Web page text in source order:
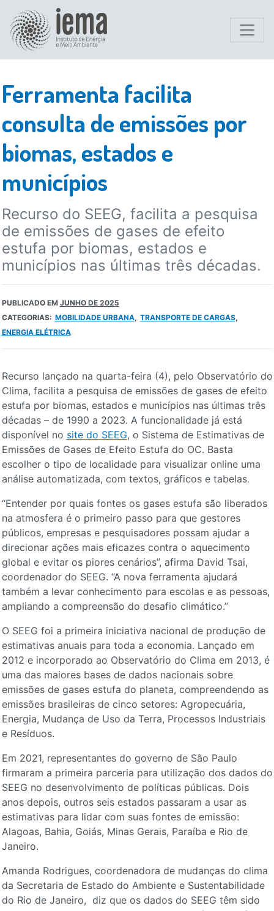
Ferramenta facilita
consulta de emissões por
biomas, estados e
municípios
Recurso do SEEG, facilita a pesquisa
de emissões de gases de efeito
estufa por biomas, estados e
municípios nas últimas três décadas.
PUBLICADO EM JUNHO DE 2025
CATEGORIAS: MOBILIDADE URBANA
TRANSPORTE DE CARGAS
ENERGIA ELÉTRICA
Recurso lançado na quarta-feira (4), pelo Observatório do
Clima, facilita a pesquisa de emissões de gases de efeito
estufa por biomas, estados e municípios nas últimas três
décadas – de 1990 a 2023. A funcionalidade já está
disponível no site do SEEG, o Sistema de Estimativas de
Emissões de Gases de Efeito Estufa do OC. Basta
escolher o tipo de localidade para visualizar online uma
análise automatizada, com textos, gráficos e tabelas.
“Entender por quais fontes os gases estufa são liberados
na atmosfera é o primeiro passo para que gestores
públicos, empresas e pesquisadores possam ajudar a
direcionar ações mais eficazes contra o aquecimento
global e evitar os piores cenários”, afirma David Tsai,
coordenador do SEEG. “A nova ferramenta ajudará
também a levar conhecimento para escolas e as pessoas,
ampliando a compreensão do desafio climático.”
O SEEG foi a primeira iniciativa nacional de produção de
estimativas anuais para toda a economia. Lançado em
2012 e incorporado ao Observatório do Clima em 2013, é
uma das maiores bases de dados nacionais sobre
emissões de gases estufa do planeta, compreendendo as
emissões brasileiras de cinco setores: Agropecuária,
Energia, Mudança de Uso da Terra, Processos Industriais
e Resíduos.
Em 2021, representantes do governo de São Paulo
firmaram a primeira parceria para utilização dos dados do
SEEG no desenvolvimento de políticas públicas. Dois
anos depois, outros seis estados passaram a usar as
estimativas para lidar com suas fontes de emissão:
Alagoas, Bahia, Goiás, Minas Gerais, Paraíba e Rio de
Janeiro.
Amanda Rodrigues, coordenadora de mudanças do clima
da Secretaria de Estado do Ambiente e Sustentabilidade
do Rio de Janeiro, diz que os dados do SEEG têm sido